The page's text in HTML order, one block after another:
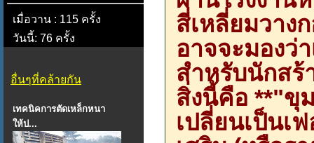
เมื่อวาน : 115 ครั้ง
วันนี้: 76 ครั้ง
อื่นๆที่คล้ายกัน
เทคนิคการตัดเหล็กหนา
ให้ป...
สี่เหลี่ยมวาง
อาจจะมองว่
สำหรับนักสร้
สิ่งนี้คือ **"ขุ
เปลี่ยนเป็นเ